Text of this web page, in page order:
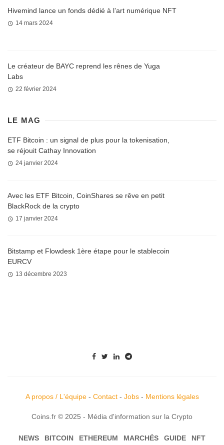
Hivemind lance un fonds dédié à l’art numérique NFT
14 mars 2024
Le créateur de BAYC reprend les rênes de Yuga
Labs
22 février 2024
LE MAG
ETF Bitcoin : un signal de plus pour la tokenisation,
se réjouit Cathay Innovation
24 janvier 2024
Avec les ETF Bitcoin, CoinShares se rêve en petit
BlackRock de la crypto
17 janvier 2024
Bitstamp et Flowdesk 1ère étape pour le stablecoin
EURCV
13 décembre 2023
A propos / L'équipe- Contact- Jobs- Mentions légales
Coins.fr © 2025 - Média d'information sur la Crypto
NEWS BITCOIN ETHEREUM MARCHÉS GUIDE NFT